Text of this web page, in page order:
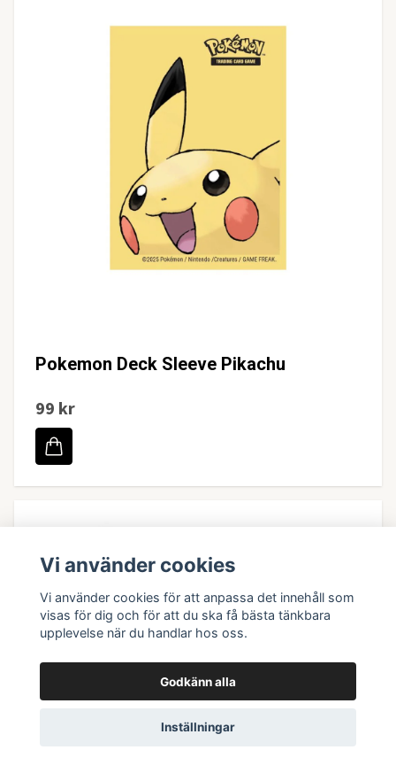
Pokemon Deck Sleeve Pikachu
99 kr
Vi använder cookies
Vi använder cookies för att anpassa det innehåll som
visas för dig och för att du ska få bästa tänkbara
upplevelse när du handlar hos oss.
Godkänn alla
Inställningar